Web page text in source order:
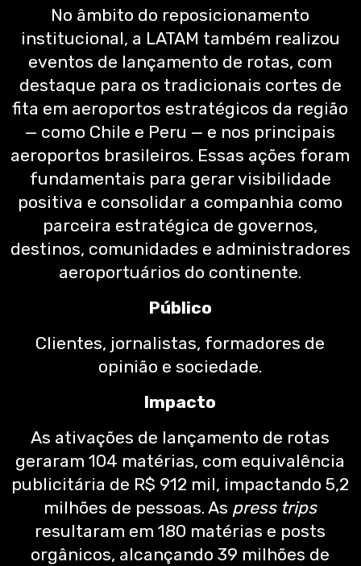
No âmbito do reposicionamento
institucional, a LATAM também realizou
eventos de lançamento de rotas, com
destaque para os tradicionais cortes de
fita em aeroportos estratégicos da região
— como Chile e Peru — e nos principais
aeroportos brasileiros. Essas ações foram
fundamentais para gerar visibilidade
positiva e consolidar a companhia como
parceira estratégica de governos,
destinos, comunidades e administradores
aeroportuários do continente.
Público
Clientes, jornalistas, formadores de
opinião e sociedade.
Impacto
As ativações de lançamento de rotas
geraram 104 matérias, com equivalência
publicitária de R$ 912 mil, impactando 5,2
milhões de pessoas. As press trips
resultaram em 180 matérias e posts
orgânicos, alcançando 39 milhões de